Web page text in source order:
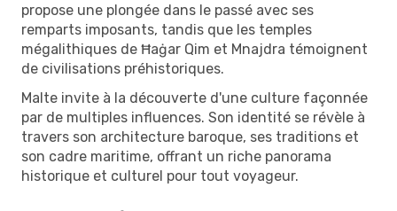
propose une plongée dans le passé avec ses
remparts imposants, tandis que les temples
mégalithiques de Ħaġar Qim et Mnajdra témoignent
de civilisations préhistoriques.
Malte invite à la découverte d'une culture façonnée
par de multiples influences. Son identité se révèle à
travers son architecture baroque, ses traditions et
son cadre maritime, offrant un riche panorama
historique et culturel pour tout voyageur.